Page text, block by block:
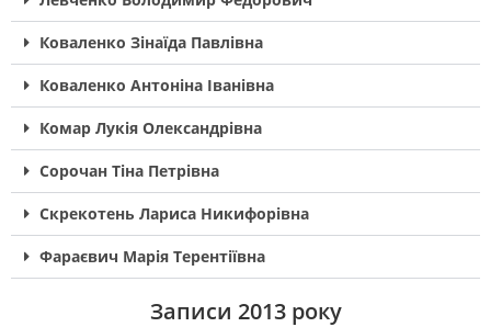
Коваленко Зінаїда Павлівна
Коваленко Антоніна Іванівна
Комар Лукія Олександрівна
Сорочан Тіна Петрівна
Скрекотень Лариса Никифорівна
Фараєвич Марія Терентіївна
Записи 2013 року